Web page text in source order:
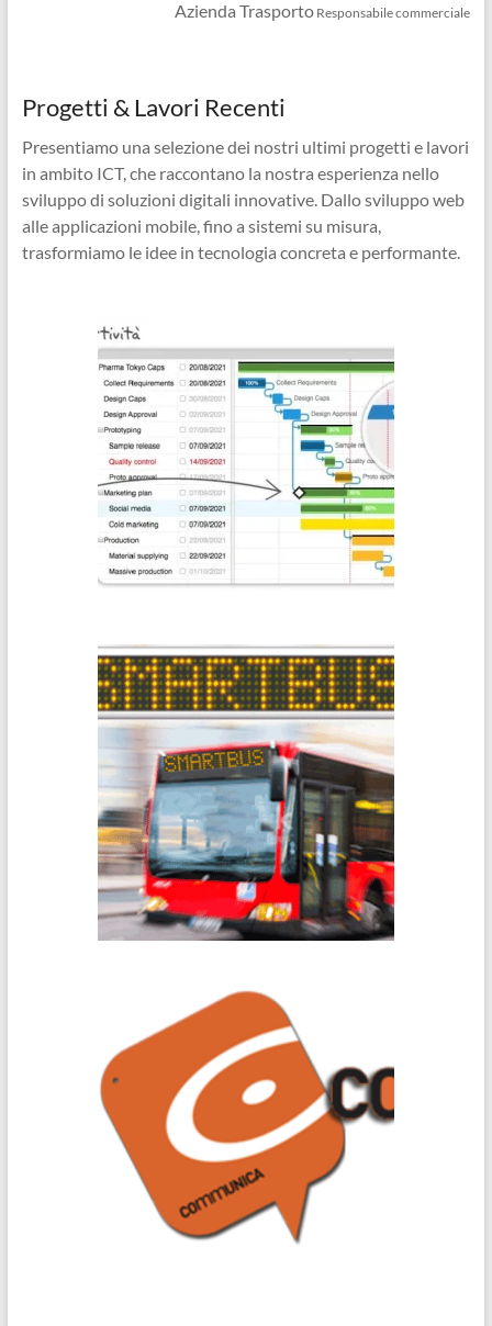
Azienda Trasporto Responsabile commerciale
Progetti & Lavori Recenti
Presentiamo una selezione dei nostri ultimi progetti e lavori
in ambito ICT, che raccontano la nostra esperienza nello
sviluppo di soluzioni digitali innovative. Dallo sviluppo web
alle applicazioni mobile, fino a sistemi su misura,
trasformiamo le idee in tecnologia concreta e performante.